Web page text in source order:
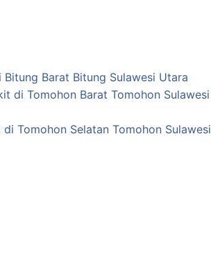
Barat Bitung Sulawesi Utara
di Tomohon Barat Tomohon Sulawesi
Tomohon Selatan Tomohon Sulawesi